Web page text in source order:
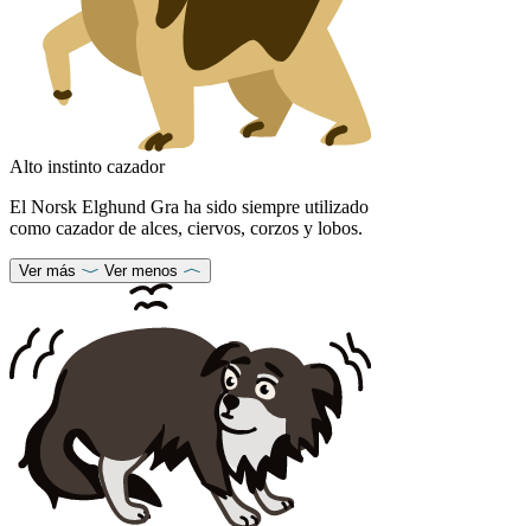
Alto instinto cazador
El Norsk Elghund Gra ha sido siempre utilizado
como cazador de alces, ciervos, corzos y lobos.
Ver más Ver menos